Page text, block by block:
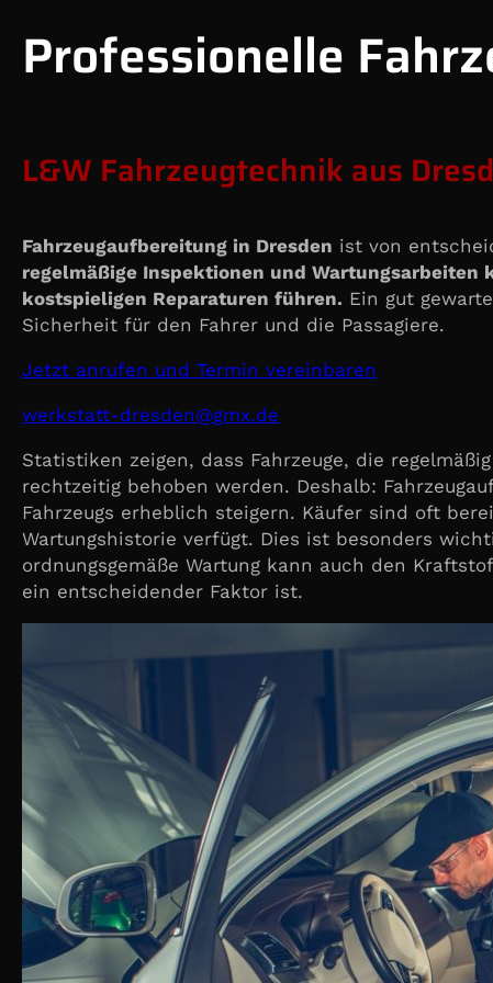
Professionelle
L&W Fahrzeugtechnik aus
Fahrzeugaufbereitung in Dresden ist von
regelmäßige Inspektionen und
kostspieligen Reparaturen führen. Ein gut
Sicherheit für den Fahrer und die Passagiere.
Jetzt anrufen und Termin vereinbaren
ed.xmg
@nedserd-ttatskrew
Statistiken zeigen, dass Fahrzeuge, die
rechtzeitig behoben werden. Deshalb:
Fahrzeugs erheblich steigern. Käufer sind oft
Wartungshistorie verfügt. Dies ist besonders
ordnungsgemäße Wartung kann auch den
ein entscheidender Faktor ist.